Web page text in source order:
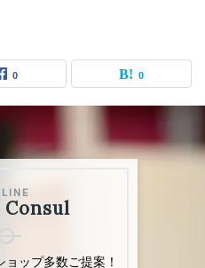
0 0
Consul
ョップ多数ご提案！
Consul
ップリスト多数掲載